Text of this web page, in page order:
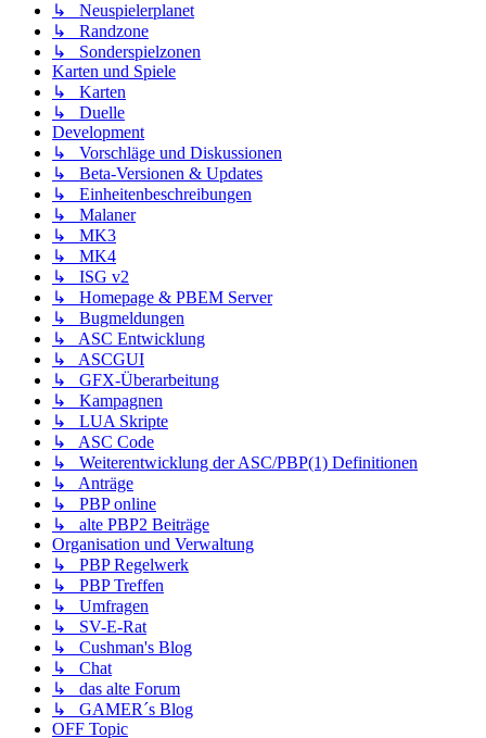
↳ Neuspielerplanet
↳ Randzone
↳ Sonderspielzonen
Karten und Spiele
↳ Karten
↳ Duelle
Development
↳ Vorschläge und Diskussionen
↳ Beta-Versionen & Updates
↳ Einheitenbeschreibungen
↳ Malaner
↳ MK3
↳ MK4
↳ ISG v2
↳ Homepage & PBEM Server
↳ Bugmeldungen
↳ ASC Entwicklung
↳ ASCGUI
↳ GFX-Überarbeitung
↳ Kampagnen
↳ LUA Skripte
↳ ASC Code
↳ Weiterentwicklung der ASC/PBP(1) Definitionen
↳ Anträge
↳ PBP online
↳ alte PBP2 Beiträge
Organisation und Verwaltung
↳ PBP Regelwerk
↳ PBP Treffen
↳ Umfragen
↳ SV-E-Rat
↳ Cushman's Blog
↳ Chat
↳ das alte Forum
↳ GAMER´s Blog
OFF Topic